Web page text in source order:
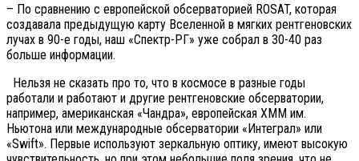
– По сравнению с европейской обсерваторией ROSAT, которая
создавала предыдущую карту Вселенной в мягких рентгеновских
лучах в 90-е годы, наш «Спектр-РГ» уже собрал в 30-40 раз
больше информации.
Нельзя не сказать про то, что в космосе в разные годы
работали и работают и другие рентгеновские обсерватории,
например, американская «Чандра», европейская XMM им.
Ньютона или международные обсерватории «Интеграл» или
«Swift». Первые используют зеркальную оптику, имеют высокую